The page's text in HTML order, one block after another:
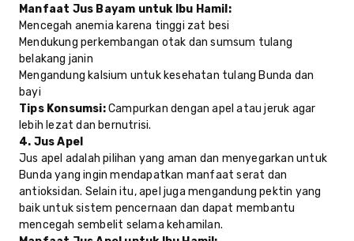
Manfaat Jus Bayam untuk Ibu Hamil:
Mencegah anemia karena tinggi zat besi
Mendukung perkembangan otak dan sumsum tulang
belakang janin
Mengandung kalsium untuk kesehatan tulang Bunda dan
bayi
Tips Konsumsi:Campurkan dengan apel atau jeruk agar
lebih lezat dan bernutrisi.
4. Jus Apel
Jus apel adalah pilihan yang aman dan menyegarkan untuk
Bunda yang ingin mendapatkan manfaat serat dan
antioksidan. Selain itu, apel juga mengandung pektin yang
baik untuk sistem pencernaan dan dapat membantu
mencegah sembelit selama kehamilan.